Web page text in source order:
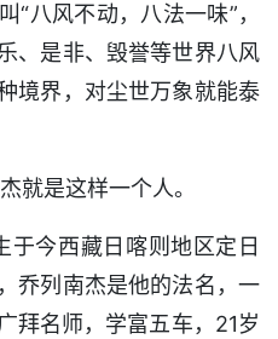
“八风不动，八法一味”，
、是非、毁誉等世界八风
境界，对尘世万象就能泰
就是这样一个人。
于今西藏日喀则地区定日
乔列南杰是他的法名，一
拜名师，学富五车，21岁